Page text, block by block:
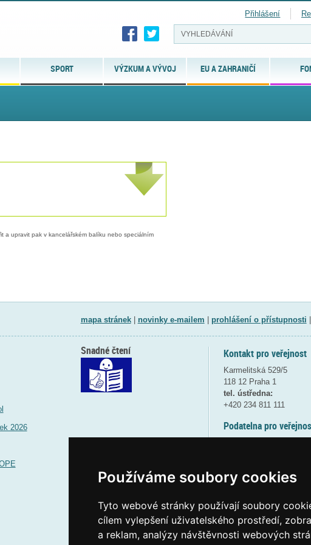
Používáme soubory cookies
Tyto webové stránky používají soubory
cílem vylepšení uživatelského prostředí,
a reklam, analýzy návštěvnosti webových
SPORT VÝZKUM A VÝVOJ EU A ZAHRANIČÍ
Přihlášení
a upravit pak v kancelářském balíku nebo speciálním
mapa stránek| novinky e-mailem prohlášení o přístupnosti
2026
Kontakt pro veřejnost
Karmelitská 529/5
118 12 Praha 1
tel. ústředna:
+420 234 811 111
Podatelna pro
(více informací
Elektronická podatelna:
posta@msmtgov cz
Snadné čtení